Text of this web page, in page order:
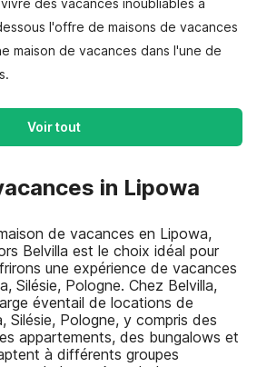
des vacances inoubliables à
l'offre de maisons de vacances
maison de vacances dans l'une de
Voir tout
in Lipowa
de vacances en Lipowa,
Belvilla est le choix idéal pour
une expérience de vacances
Silésie, Pologne. Chez Belvilla,
éventail de locations de
Silésie, Pologne, y compris des
appartements, des bungalows et
à différents groupes